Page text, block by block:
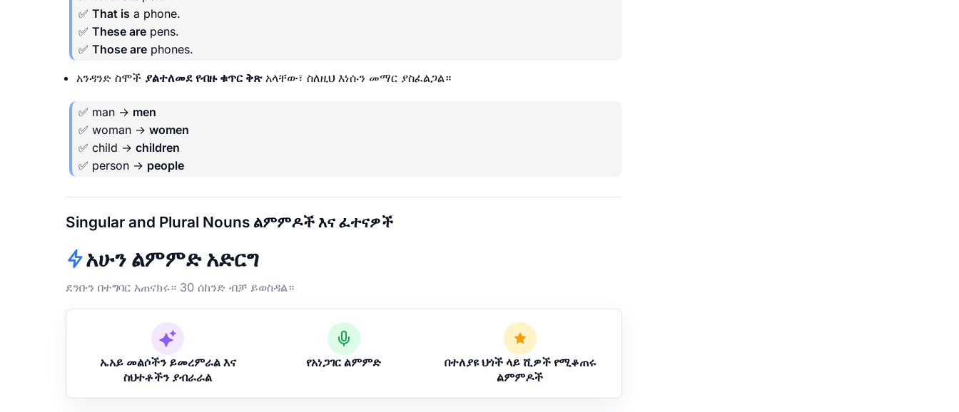
✅ That is a phone.
✅ These are pens.
✅ Those are phones.
አንዳንድ ስሞች ያልተለመደ የብዙ ቁጥር ቅጽአላቸው፣ ስለዚህ እነሱን መማር ያስፈልጋል።
✅ man → men
✅ woman → women
✅ child → children
✅ person → people
Singular and Plural Nouns ልምምዶች እና ፈተናዎች
አሁን ልምምድ አድርግ
ደንቡን በተግባር አጠናክሩ። 30 ሰከንድ ብቻ ይወስዳል።
ኤአይ መልሶችን ይመረምራል እና
ስህተቶችን ያብራራል
የአነጋገር ልምምድ
በተለያዩ ህጎች ላይ ሺዎች የሚቆጠሩ
ልምምዶች